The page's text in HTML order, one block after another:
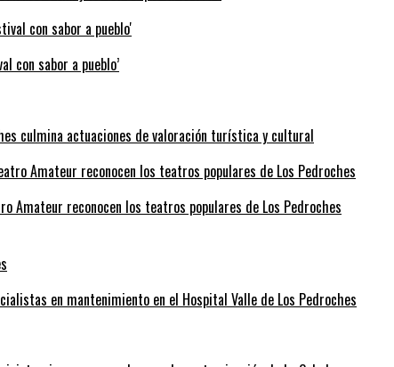
con sabor a pueblo’
culmina actuaciones de valoración turística y cultural
Amateur reconocen los teatros populares de Los Pedroches
en mantenimiento en el Hospital Valle de Los Pedroches